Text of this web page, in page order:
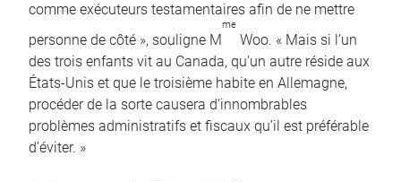
comme exécuteurs testamentaires afin de ne mettre
personne de côté », souligne M
me
Woo. « Mais si l’un
des trois enfants vit au Canada, qu’un autre réside aux
États-Unis et que le troisième habite en Allemagne,
procéder de la sorte causera d’innombrables
problèmes administratifs et fiscaux qu’il est préférable
d’éviter. »